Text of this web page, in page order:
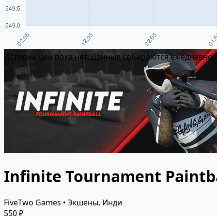
Истории цен пока нет. Данные собираются ежедневно.
Infinite Tournament
FiveTwo Games • Экшены, Инди
550 ₽